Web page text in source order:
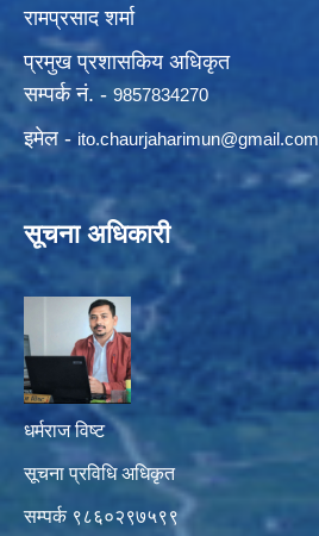
रामप्रसाद शर्मा
प्रमुख प्रशासकिय अधिकृत
सम्पर्क नं. - 9857834270
इमेल - ito.chaurjaharimun@gmail.com
सूचना अधिकारी
धर्मराज विष्ट
सूचना प्रविधि अधिकृत
सम्पर्क ९८६०२९७५९९